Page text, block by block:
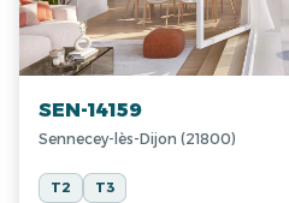
SEN-14159
Sennecey-lès-Dijon (21800)
T2 T3